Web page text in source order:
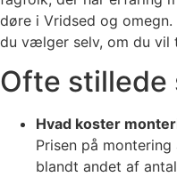
døre i Vridsed og
du vælger selv, om du vil
Ofte stillede
Hvad koster
Prisen på
blandt andet af